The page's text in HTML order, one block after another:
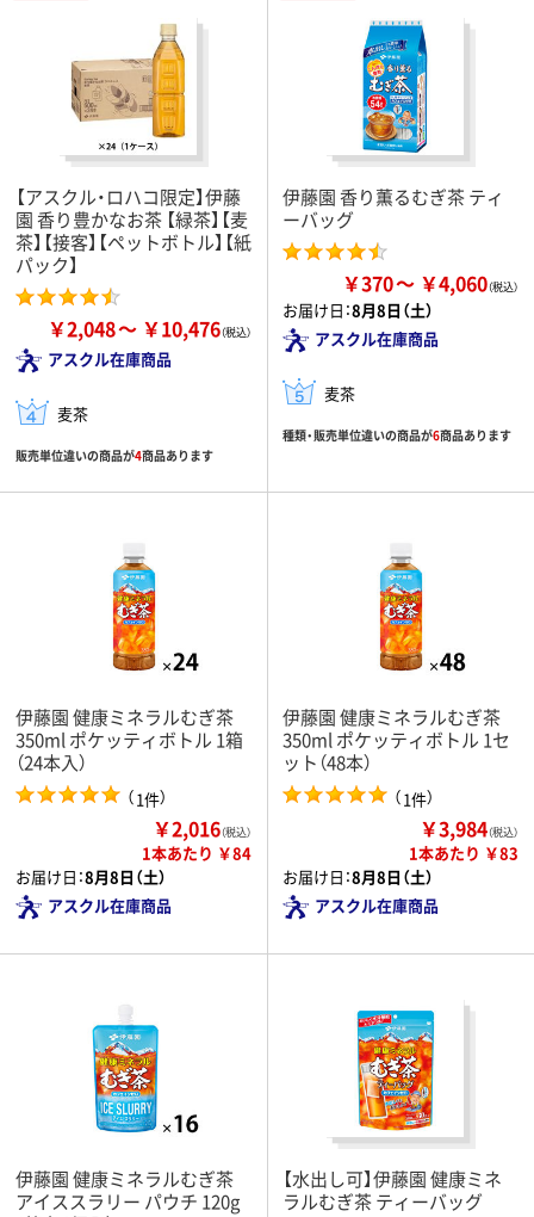
【アスクル・ロハコ限定】伊藤
園 香り豊かなお茶 【緑茶】【麦
茶】【接客】【ペットボトル】【紙
パック】
￥2,048 ￥10,476
アスクル在庫商品
麦茶
販売単位違いの商品が4商品あります
伊藤園 香り薫るむぎ茶 ティ
ーバッグ
￥370 ￥4,060
お届け日：8月8日（土）
アスクル在庫商品
麦茶
種類・販売単位違いの商品が6商品あります
伊藤園 健康ミネラルむぎ茶
350ml ポケッティボトル 1箱
（24本入）
（1件）
￥2,016（税込）
1本あたり ￥84
お届け日：8月8日（土）
アスクル在庫商品
伊藤園 健康ミネラルむぎ茶
350ml ポケッティボトル 1セ
ット（48本）
（1件）
￥3,984（税込）
1本あたり ￥83
お届け日：8月8日（土）
アスクル在庫商品
伊藤園 健康ミネラルむぎ茶
アイススラリー パウチ 120g
【水出し可】伊藤園 健康ミネ
ラルむぎ茶 ティーバッグ